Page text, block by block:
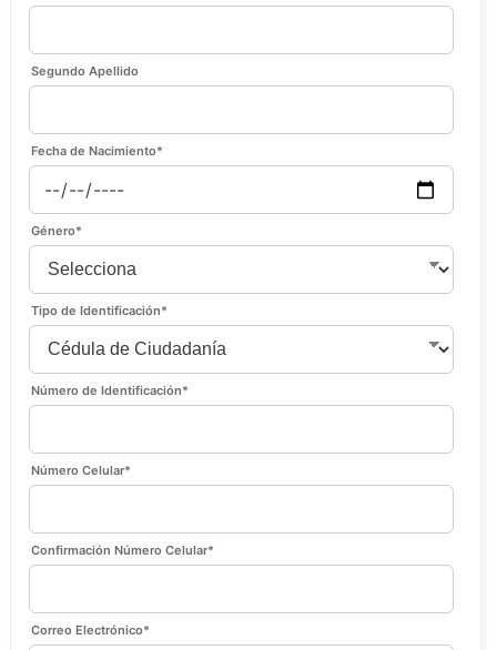
Segundo Apellido
Fecha de Nacimiento*
Género*
Tipo de Identificación*
Número de Identificación*
Número Celular*
Confirmación Número Celular*
Correo Electrónico*